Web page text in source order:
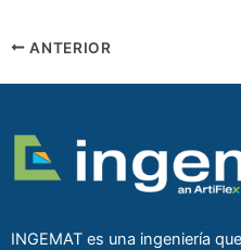
ANTERIOR
INGEMAT es una ingeniería